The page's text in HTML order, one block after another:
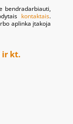
bendradarbiauti,
kontaktais.
aplinka įtakoja
ir kt.